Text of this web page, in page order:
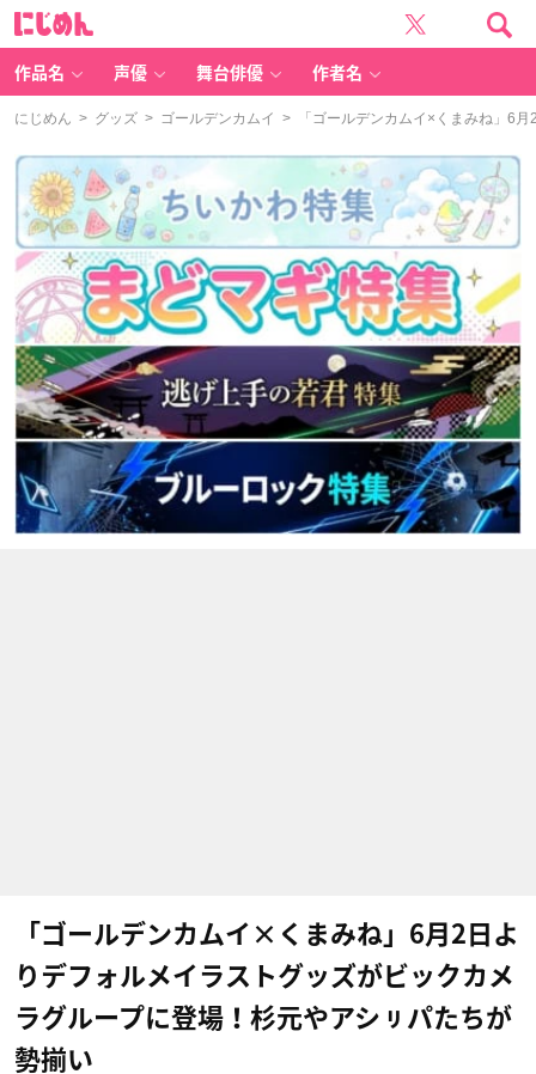
作品名 声優 舞台俳優 作者名
にじめん > グッズ > ゴールデンカムイ > 「ゴールデンカムイ×くまみね」6月
「ゴールデンカムイ×くまみね」6月2日よ
りデフォルメイラストグッズがビックカメ
ラグループに登場！杉元やアシㇼパたちが
勢揃い